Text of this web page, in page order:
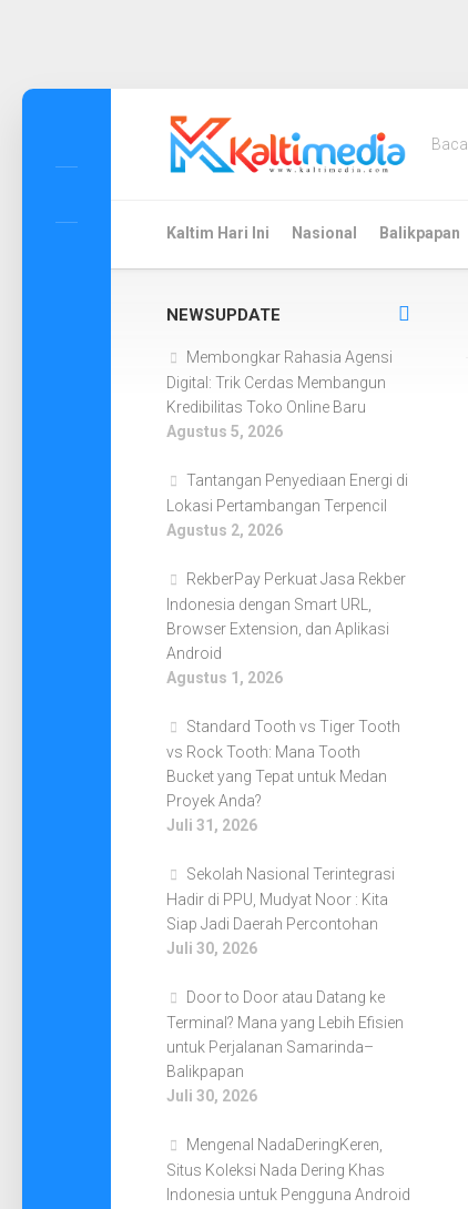
Skip
Kaltim Hari Ini Nasional Balikpapan
NEWSUPDATE
Membongkar Rahasia Agensi
Digital: Trik Cerdas Membangun
Kredibilitas Toko Online Baru
Agustus 5, 2026
Tantangan Penyediaan Energi di
Lokasi Pertambangan Terpencil
Agustus 2, 2026
RekberPay Perkuat Jasa Rekber
Indonesia dengan Smart URL,
Browser Extension, dan Aplikasi
Android
Agustus 1, 2026
Standard Tooth vs Tiger Tooth
vs Rock Tooth: Mana Tooth
Bucket yang Tepat untuk Medan
Proyek Anda?
Juli 31, 2026
Sekolah Nasional Terintegrasi
Hadir di PPU, Mudyat Noor : Kita
Siap Jadi Daerah Percontohan
Juli 30, 2026
Door to Door atau Datang ke
Terminal? Mana yang Lebih Efisien
untuk Perjalanan Samarinda–
Balikpapan
Juli 30, 2026
Mengenal NadaDeringKeren,
Situs Koleksi Nada Dering Khas
Indonesia untuk Pengguna Android